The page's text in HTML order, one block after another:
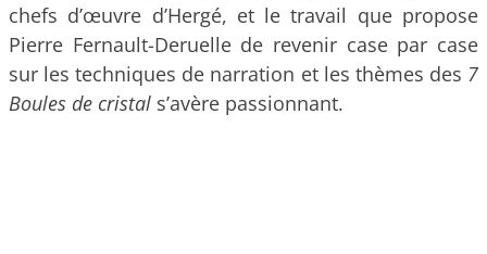
chefs d’œuvre d’Hergé, et le travail que propose
Pierre Fernault-Deruelle de revenir case par case
sur les techniques de narration et les thèmes des 7
Boules de cristal s’avère passionnant.